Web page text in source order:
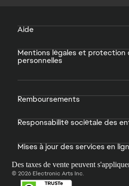
Aide
Mentions légales et protection
personnelles
Remboursements
Responsabilité sociétale des
Mises à jour des services en
Des taxes de vente peuvent
© 2026 Electronic Arts Inc.